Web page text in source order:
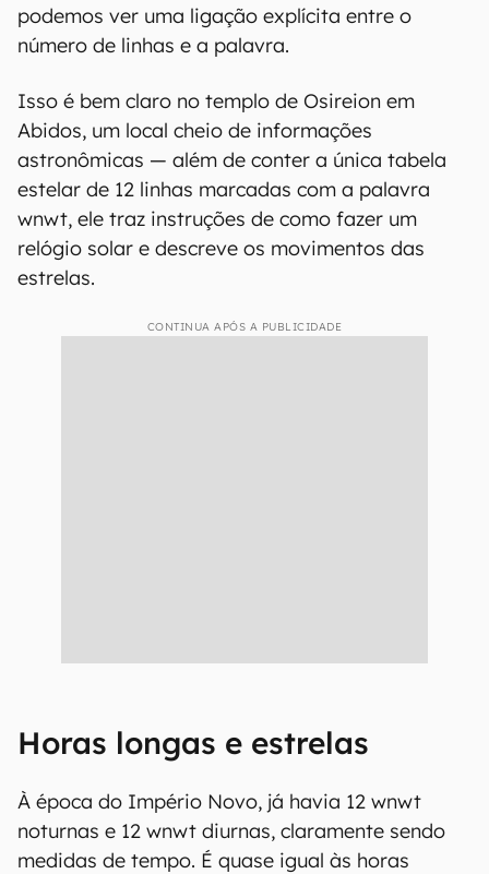
podemos ver uma ligação explícita entre o
número de linhas e a palavra.
Isso é bem claro no templo de Osireion em
Abidos, um local cheio de informações
astronômicas — além de conter a única tabela
estelar de 12 linhas marcadas com a palavra
wnwt, ele traz instruções de como fazer um
relógio solar e descreve os movimentos das
estrelas.
CONTINUA APÓS A PUBLICIDADE
Horas longas e estrelas
À época do Império Novo, já havia 12 wnwt
noturnas e 12 wnwt diurnas, claramente sendo
medidas de tempo. É quase igual às horas